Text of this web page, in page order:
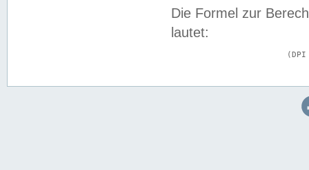
Die Formel zur
lautet: